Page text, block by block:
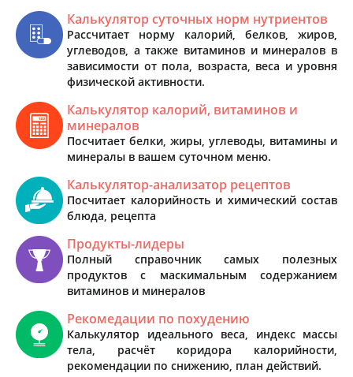
Калькулятор суточных норм нутриентов
Рассчитает норму калорий, белков, жиров,
углеводов, а также витаминов и минералов в
зависимости от пола, возраста, веса и уровня
физической активности.
Калькулятор калорий, витаминов и
минералов
Посчитает белки, жиры, углеводы, витамины и
минералы в вашем суточном меню.
Калькулятор-анализатор рецептов
Посчитает калорийность и химический состав
блюда, рецепта
Продукты-лидеры
Полный справочник самых полезных
продуктов с маскимальным содержанием
витаминов и минералов
Рекомедации по похудению
Калькулятор идеального веса, индекс массы
тела, расчёт коридора калорийности,
рекомендации по снижению, план действий.